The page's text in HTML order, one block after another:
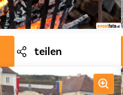
teilen